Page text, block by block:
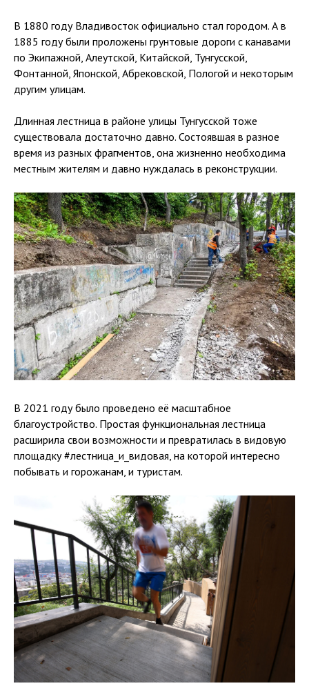
В 1880 году Владивосток официально стал городом. А в
1885 году были проложены грунтовые дороги с канавами
по Экипажной, Алеутской, Китайской, Тунгусской,
Фонтанной, Японской, Абрековской, Пологой и некоторым
другим улицам.
Длинная лестница в районе улицы Тунгусской тоже
существовала достаточно давно. Состоявшая в разное
время из разных фрагментов, она жизненно необходима
местным жителям и давно нуждалась в реконструкции.
В 2021 году было проведено её масштабное
благоустройство. Простая функциональная лестница
расширила свои возможности и превратилась в видовую
площадку #лестница_и_видовая , на которой интересно
побывать и горожанам, и туристам.